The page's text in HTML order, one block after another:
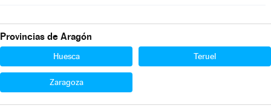
Provincias de Aragón
Huesca Teruel
Zaragoza